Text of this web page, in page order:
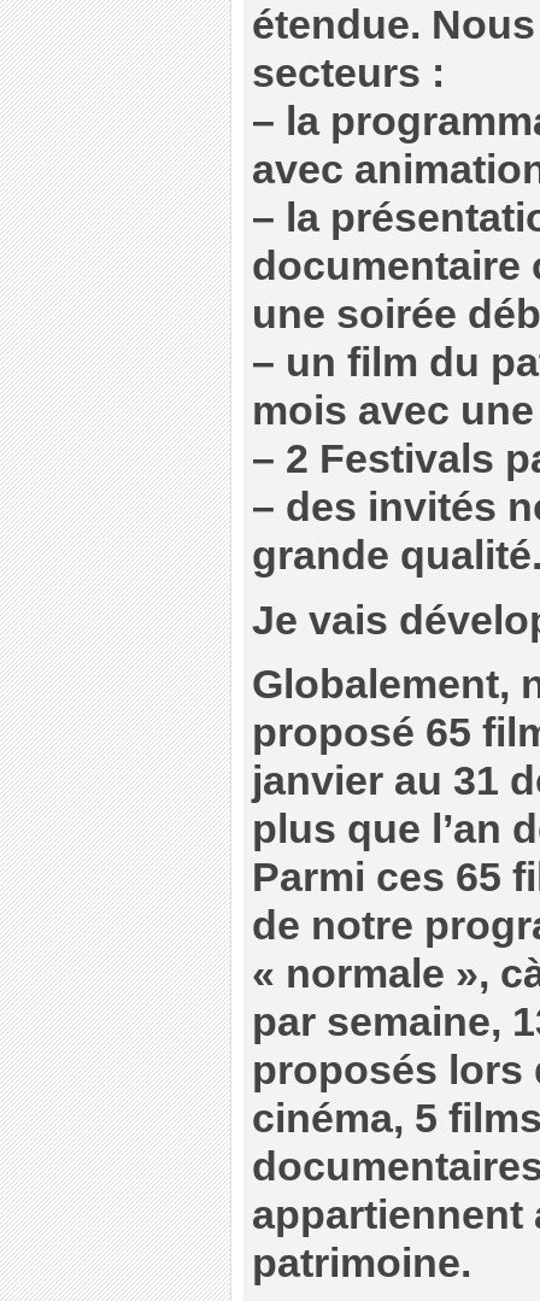
étendue.
secteurs :
– la
avec
– la
documentaire
une soirée
– un film du
mois avec
– 2 Festivals
– des invités
grande
Je vais
Globalement,
proposé 65
janvier au 31
plus que l’an
Parmi ces 65
de notre
« normale »,
par semaine,
proposés lors
cinéma, 5
appartiennent
patrimoine.